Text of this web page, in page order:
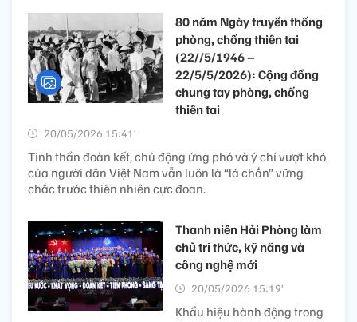
80 năm Ngày truyền thống
phòng, chống thiên tai
(22//5/1946 –
22/5/5/2026): Cộng đồng
chung tay phòng, chống
thiên tai
20/05/2026 15:41’
Tinh thần đoàn kết, chủ động ứng phó và ý chí vượt khó
của người dân Việt Nam vẫn luôn là “lá chắn” vững
chắc trước thiên nhiên cực đoan.
Thanh niên Hải Phòng làm
chủ tri thức, kỹ năng và
công nghệ mới
20/05/2026 15:19’
Khẩu hiệu hành động trong